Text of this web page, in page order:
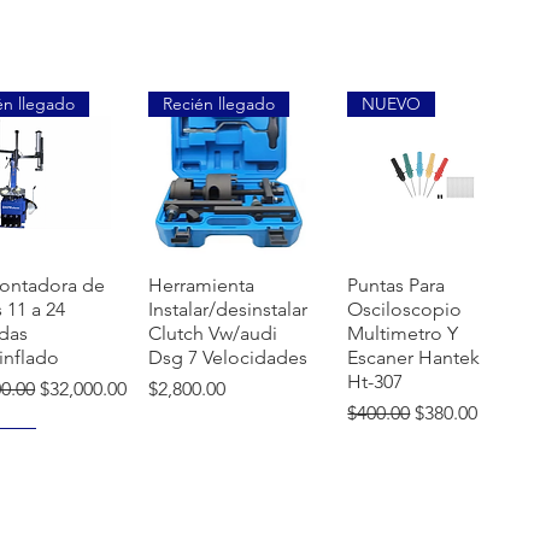
rápida
llegado
de
11 a 24
Precio de oferta
$32,000.00
Vista rápida
Recién llegado
Herramienta
Instalar/desinstalar
Clutch Vw/audi
Dsg 7 Velocidades
Precio
$2,800.00
Vista rápida
NUEVO
Puntas Para
Osciloscopio
Multimetro Y
Escaner Hantek
Ht-307
Precio
$400.00Precio de
$380.00